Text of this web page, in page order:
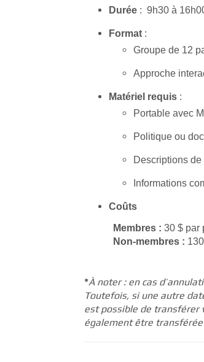
Durée : 9h30 à
Format :
Groupe de 12
Approche
Matériel requis :
Portable avec
Politique ou
Descriptions de
Informations
Coûts
Membres : 30 $ par
Non‑membres :
*À noter : en cas
Toutefois, si une autre
est possible de transférer
également être